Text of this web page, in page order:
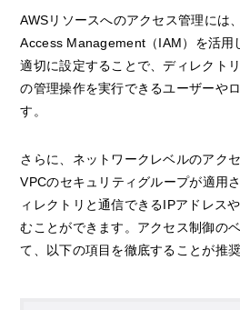
AWSリソースへのアクセス管理には
Access Management（IAM）を活用
適切に設定することで、ディレクト
の管理操作を実行できるユーザーや
す。
さらに、ネットワークレベルのアク
VPCのセキュリティグループが適用
ィレクトリと通信できるIPアドレス
むことができます。アクセス制御の
て、以下の項目を徹底することが推奨